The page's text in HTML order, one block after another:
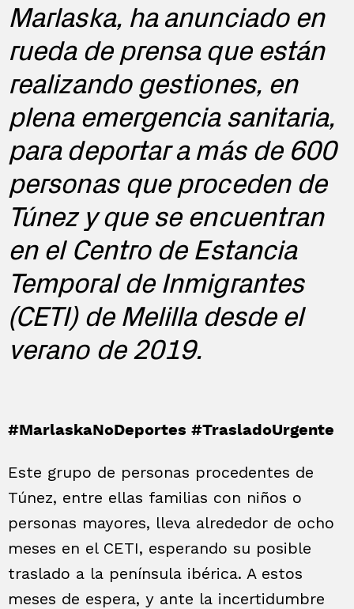
Marlaska, ha anunciado en
rueda de prensa que están
realizando gestiones, en
plena emergencia sanitaria,
para deportar a más de 600
personas que proceden de
Túnez y que se encuentran
en el Centro de Estancia
Temporal de Inmigrantes
(CETI) de Melilla desde el
verano de 2019.
#MarlaskaNoDeportes #TrasladoUrgente
Este grupo de personas procedentes de
Túnez, entre ellas familias con niños o
personas mayores, lleva alrededor de ocho
meses en el CETI, esperando su posible
traslado a la península ibérica. A estos
meses de espera, y ante la incertidumbre